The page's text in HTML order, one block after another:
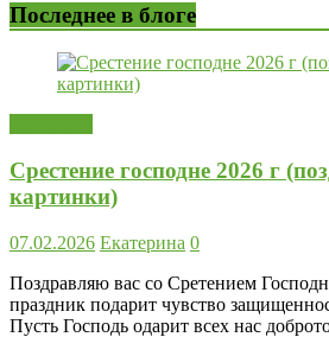
Последнее в блоге
Срестение господне 2026 г
картинки)
07.02.2026 Екатерина 0
Поздравляю вас со Сретением
праздник подарит чувство
Пусть Господь одарит всех нас